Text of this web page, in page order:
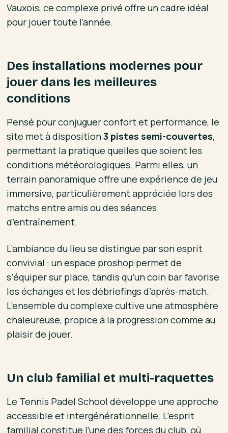
Vauxois, ce complexe privé offre un cadre idéal
pour jouer toute l’année.
Des installations modernes pour
jouer dans les meilleures
conditions
Pensé pour conjuguer confort et performance, le
site met à disposition3 pistes semi-couvertes,
permettant la pratique quelles que soient les
conditions météorologiques. Parmi elles, un
terrain panoramique offre une expérience de jeu
immersive, particulièrement appréciée lors des
matchs entre amis ou des séances
d’entraînement.
L’ambiance du lieu se distingue par son esprit
convivial : un espace proshop permet de
s’équiper sur place, tandis qu’un coin bar favorise
les échanges et les débriefings d’après-match.
L’ensemble du complexe cultive une atmosphère
chaleureuse, propice à la progression comme au
plaisir de jouer.
Un club familial et multi-raquettes
Le Tennis Padel School développe une approche
accessible et intergénérationnelle. L’esprit
familial constitue l’une des forces du club, où